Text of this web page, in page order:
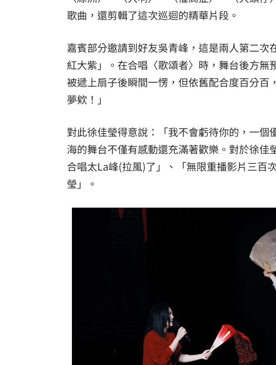
歌曲，還剪輯了這次巡迴的精華片段。
嘉賓部分邀請到好友吳青峰，這是兩人第二
紅大紫」。在合唱〈歌頌者〉時，舞台後方
被遞上扇子後瞬間一愣，但依舊配合度百分
夢欸！」
對此徐佳瑩得意說：「我不會虧待你的，一
海的舞台不僅有感動還充滿著歡樂。對於徐
合唱太La峰(拉風)了」、「無限重播影片三百
瑩」。